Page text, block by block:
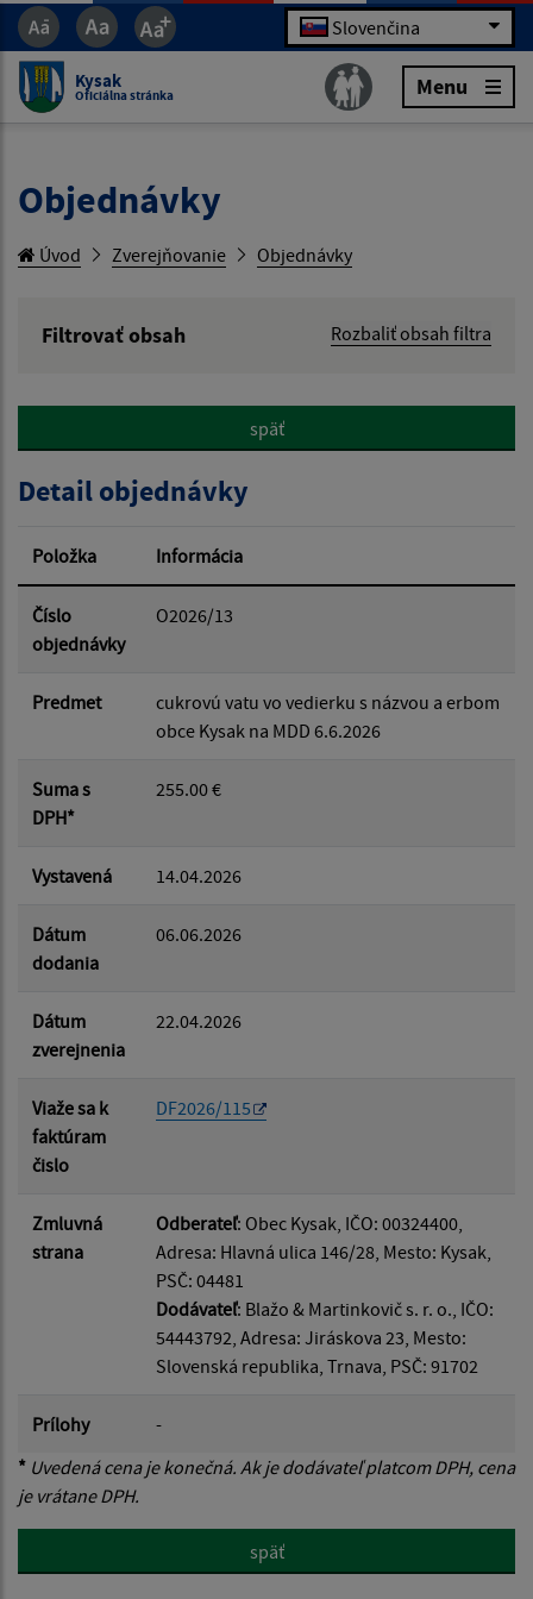
Slovenčina
Kysak
Oficiálna stránka Menu
Objednávky
Úvod Zverejňovanie Objednávky
Filtrovať obsah
Rozbaliť obsah filtra
Hľadať v:
Dátum od:
Dátum do:
späť
Detail objednávky
Položka Informácia
Číslo
objednávky
O2026/13
Predmet
cukrovú vatu vo vedierku s názvou a erbom
obce Kysak na MDD 6.6.2026
Suma s
DPH*
255.00 €
Vystavená 14.04.2026
Dátum
dodania
06.06.2026
Dátum
zverejnenia
22.04.2026
Viaže sa k
faktúram
čislo
DF2026/115
Zmluvná
strana
Odberateľ: Obec Kysak, IČO: 00324400,
Adresa: Hlavná ulica 146/28, Mesto: Kysak,
PSČ: 04481
Dodávateľ: Blažo & Martinkovič s. r. o., IČO:
54443792, Adresa: Jiráskova 23, Mesto:
Slovenská republika, Trnava, PSČ: 91702
Prílohy
-
* Uvedená cena je konečná. Ak je dodávateľ platcom DPH, cena
je vrátane DPH.
späť